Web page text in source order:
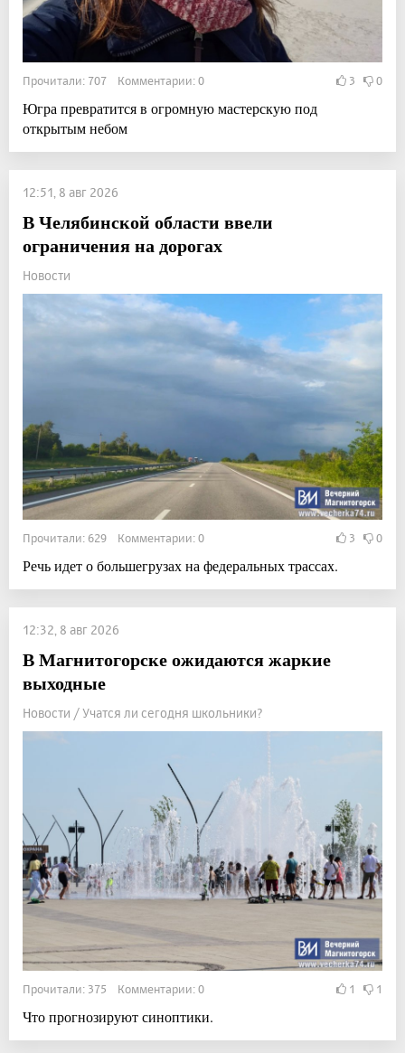
Прочитали: 707 Комментарии: 0 3 0
Югра превратится в огромную мастерскую под
открытым небом
12:51, 8 авг 2026
В Челябинской области ввели
ограничения на дорогах
Новости
Прочитали: 629 Комментарии: 0 3 0
Речь идет о большегрузах на федеральных трассах.
12:32, 8 авг 2026
В Магнитогорске ожидаются жаркие
выходные
Новости / Учатся ли сегодня школьники?
Прочитали: 375 Комментарии: 0 1 1
Что прогнозируют синоптики.